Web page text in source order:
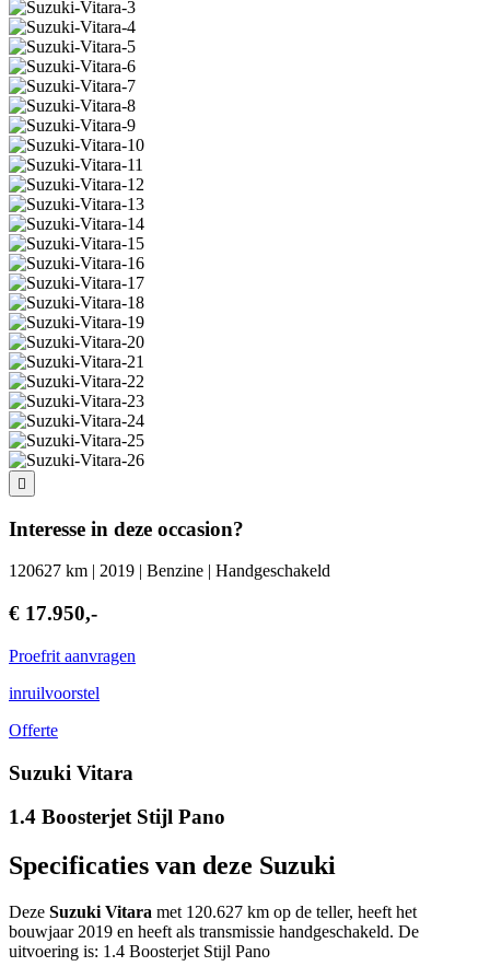
Interesse in deze occasion?
120627 km | 2019 | Benzine | Handgeschakeld
€ 17.950,-
Proefrit aanvragen
inruilvoorstel
Offerte
Suzuki Vitara
1.4 Boosterjet Stijl Pano
Specificaties van deze Suzuki
Deze Suzuki Vitara met 120.627 km op de teller, heeft het
bouwjaar 2019 en heeft als transmissie handgeschakeld. De
uitvoering is: 1.4 Boosterjet Stijl Pano